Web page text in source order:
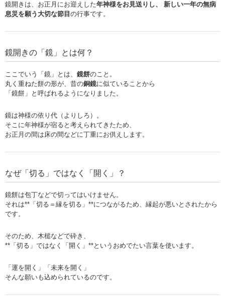
鏡開きは、お正月にお迎えした年神様をお見送りし、 新しい一年の無病
息災を願う大切な節目 の行事です。
鏡開きの「鏡」とは何？
ここでいう「鏡」とは、 鏡餅のこと。
丸く重ねた餅の形が、昔の銅鏡に似ていることから
「鏡餅」と呼ばれるようになりました。
鏡は神様の依り代（よりしろ）。
そこに年神様が宿ると考えられてきたため、
お正月の間は床の間などに丁重にお供えします。
なぜ「切る」ではなく「開く」？
鏡餅は包丁などで切ってはいけません。
それは**「切る＝縁を切る」**につながるため、縁起が悪いとされたから
です。
そのため、木槌などで砕き、
**「切る」ではなく「開く」**というおめでたい言葉を使います。
「運を開く」「未来を開く」
そんな願いも込められているのです。